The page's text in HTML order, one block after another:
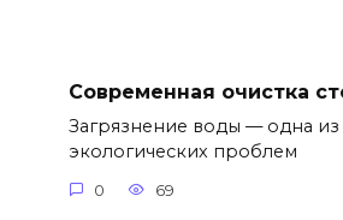
Современная очистка
Загрязнение воды — одна из
экологических проблем
0 69